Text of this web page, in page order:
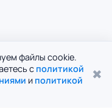
файлы cookie.
с политикой
и политикой
✖